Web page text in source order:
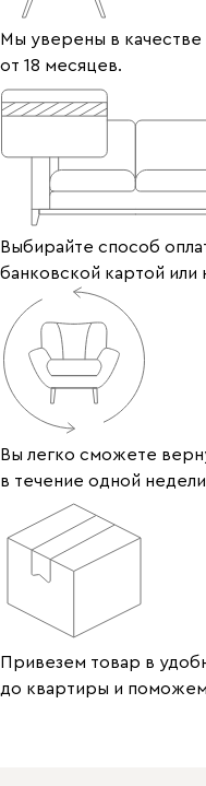
Мы уверены в качестве
от 18 месяцев.
Выбирайте способ
банковской картой или
Вы легко сможете
в течение одной
Привезем товар в
до квартиры и